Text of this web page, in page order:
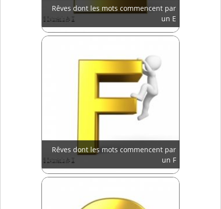
Rêves dont les mots commencent par
un E
Rêves dont les mots commencent par
un F